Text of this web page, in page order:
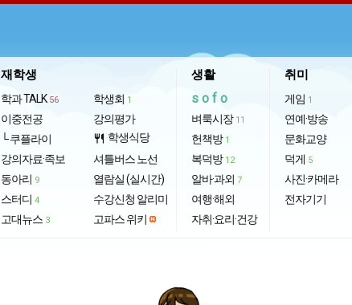
재학생
학과 TALK 56
이중전공
└ 쿠플라이
강의자료·족보
동아리 9
스터디 4
고대뉴스 3
학생회 1
강의평가
restaurant 학생식당
셔틀버스 노선
열람실 (실시간)
수강신청 알리미
고파스 위키
생활
sofo
벼룩시장 11
헌책방 1
복덕방 12
알바·과외 7
여행·해외
자취·요리·건강
취미
게임 1
연예·방송
문화교양
덕게 5
사진·카메라
전자기기